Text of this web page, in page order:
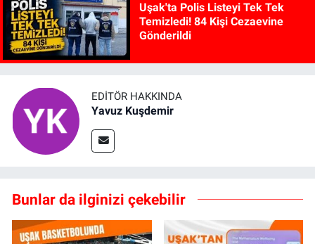
Uşak'ta Polis Listeyi Tek Tek
Temizledi! 84 Kişi Cezaevine
Gönderildi
EDITÖR HAKKINDA
Yavuz Kuşdemir
Bunlar da ilginizi çekebilir